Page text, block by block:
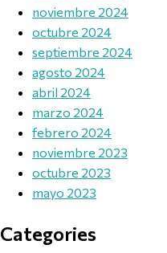
noviembre 2024
octubre 2024
septiembre 2024
agosto 2024
abril 2024
marzo 2024
febrero 2024
noviembre 2023
octubre 2023
mayo 2023
Categories